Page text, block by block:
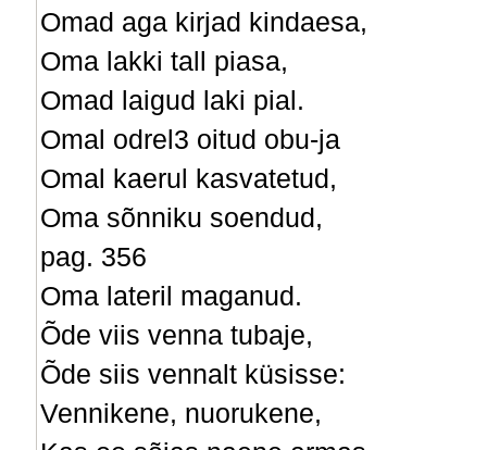
Omad aga kirjad kindaesa,
Oma lakki tall piasa,
Omad laigud laki pial.
Omal odrel3 oitud obu-ja
Omal kaerul kasvatetud,
Oma sõnniku soendud,
pag. 356
Oma lateril maganud.
Õde viis venna tubaje,
Õde siis vennalt küsisse:
Vennikene, nuorukene,